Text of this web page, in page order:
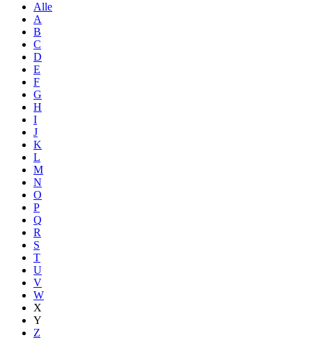
Alle
A
B
C
D
E
F
G
H
I
J
K
L
M
N
O
P
Q
R
S
T
U
V
W
X
Y
Z